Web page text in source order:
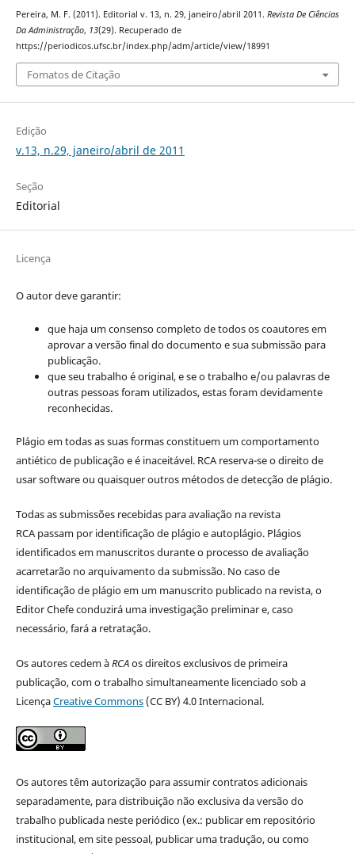
Pereira, M. F. (2011). Editorial v. 13, n. 29, janeiro/abril 2011. Revista De Ciências
Da Administração, 13(29). Recuperado de
https://periodicos.ufsc.br/index.php/adm/article/view/18991
Fomatos de Citação
Edição
v.13, n.29, janeiro/abril de 2011
Seção
Editorial
Licença
O autor deve garantir:
que haja um consenso completo de todos os coautores em
aprovar a versão final do documento e sua submissão para
publicação.
que seu trabalho é original, e se o trabalho e/ou palavras de
outras pessoas foram utilizados, estas foram devidamente
reconhecidas.
Plágio em todas as suas formas constituem um comportamento
antiético de publicação e é inaceitável. RCA reserva-se o direito de
usar software ou quaisquer outros métodos de detecção de plágio.
Todas as submissões recebidas para avaliação na revista
RCA passam por identificação de plágio e autoplágio. Plágios
identificados em manuscritos durante o processo de avaliação
acarretarão no arquivamento da submissão. No caso de
identificação de plágio em um manuscrito publicado na revista, o
Editor Chefe conduzirá uma investigação preliminar e, caso
necessário, fará a retratação.
Os autores cedem àRCAos direitos exclusivos de primeira
publicação, com o trabalho simultaneamente licenciado sob a
LicençaCreative Commons(CC BY) 4.0 Internacional.
Os autores têm autorização para assumir contratos adicionais
separadamente, para distribuição não exclusiva da versão do
trabalho publicada neste periódico (ex.: publicar em repositório
institucional, em site pessoal, publicar uma tradução, ou como